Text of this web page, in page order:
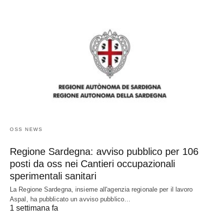
OSS NEWS
Regione Sardegna: avviso pubblico per 106
posti da oss nei Cantieri occupazionali
sperimentali sanitari
La Regione Sardegna, insieme all'agenzia regionale per il lavoro
Aspal, ha pubblicato un avviso pubblico…
1 settimana fa